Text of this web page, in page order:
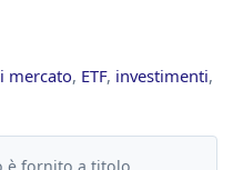
mercato, ETF, investimenti,
è fornito a titolo